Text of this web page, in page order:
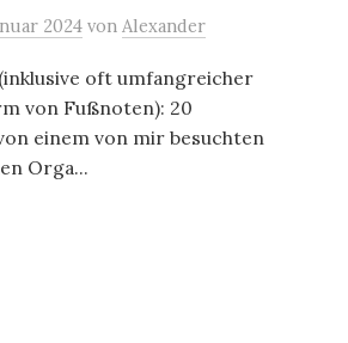
2024 von Alexander
oft umfangreicher
von Fußnoten): 20
einem von mir besuchten
Orga...